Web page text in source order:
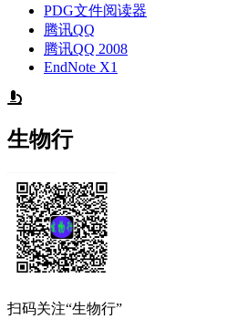
PDG文件阅读器
腾讯QQ
腾讯QQ 2008
EndNote X1
生物行
扫码关注“生物行”